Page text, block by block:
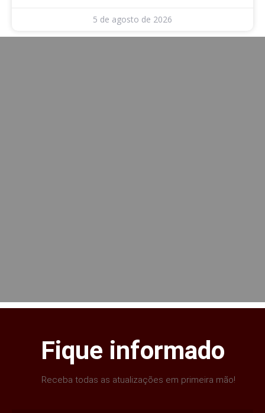
5 de agosto de 2026
Fique informado
Receba todas as atualizações em primeira mão!